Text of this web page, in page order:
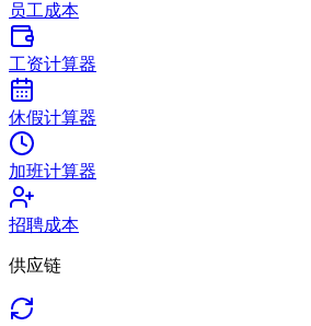
员工成本
工资计算器
休假计算器
加班计算器
招聘成本
供应链